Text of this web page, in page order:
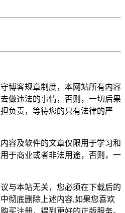
博客规章制度，本网站所有内容
做违法的事情，否则，一切后果
负责，等待您的只有法律的严
容及软件的文章仅限用于学习和
于商业或者非法用途，否则，一
与本站无关，您必须在下载后的
彻底删除上述内容,如果您喜欢
买注册，得到更好的正版服务。